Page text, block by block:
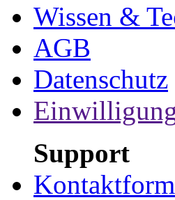
Wissen &
AGB
Datenschutz
Support